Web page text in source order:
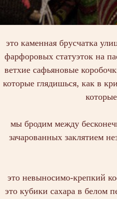
это каменная брусчатка
фарфоровых статуэток на
ветхие сафьяновые
которые глядишься, как в
мы бродим между
зачарованных заклятием
это невыносимо-крепкий
это кубики сахара в белом